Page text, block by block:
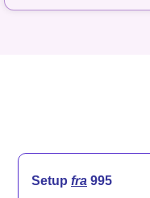
Setup fra 995